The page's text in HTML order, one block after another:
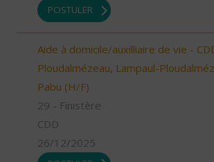
POSTULER
Aide à domicile/auxilliaire de vie -
Ploudalmézeau, Lampaul-
Pabu (H/F)
29 - Finistère
CDD
26/12/2025